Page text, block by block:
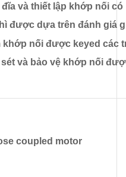
đĩa và thiết lập khớp nối
được dựa trên đánh giá
khớp nối được keyed các
và bảo vệ khớp nối